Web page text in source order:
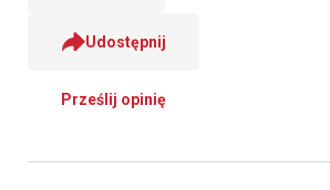
Udostępnij
Prześlij opinię